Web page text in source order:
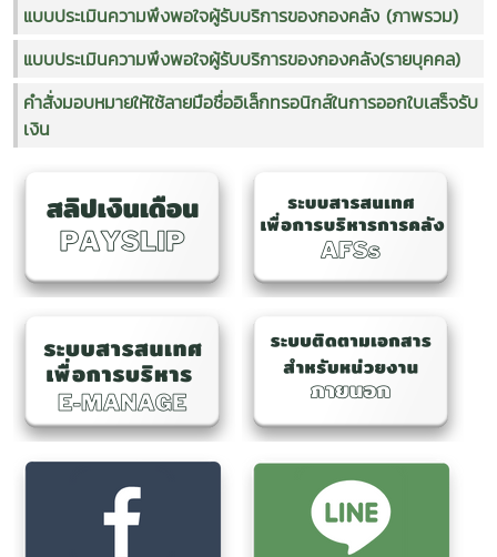
แบบประเมินความพึงพอใจผู้รับบริการของกองคลัง (ภาพรวม)
แบบประเมินความพึงพอใจผู้รับบริการของกองคลัง(รายบุคคล)
คำสั่งมอบหมายให้ใช้ลายมือชื่ออิเล็กทรอนิกส์ในการออกใบเสร็จรับ
เงิน